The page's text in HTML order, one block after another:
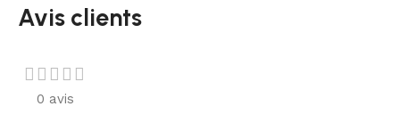
Avis clients
0 avis